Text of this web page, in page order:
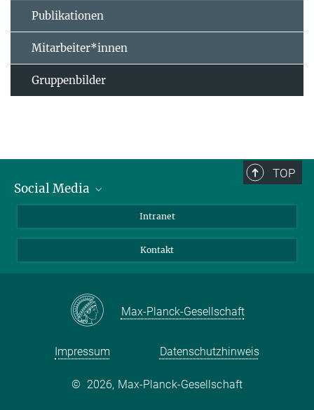
Publikationen
Mitarbeiter*innen
Gruppenbilder
TOP
Social Media
Facebook
Instagram
Mastodon
Intranet
Kontakt
Max-Planck-Gesellschaft
Impressum Datenschutzhinweis
© 2026, Max-Planck-Gesellschaft